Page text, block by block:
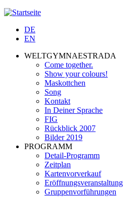
Jump to navigation
DE
EN
WELTGYMNAESTRADA
Come together.
Show your colours!
Maskottchen
Song
Kontakt
In Deiner Sprache
FIG
Rückblick 2007
Bilder 2019
PROGRAMM
Detail-Programm
Zeitplan
Kartenvorverkauf
Eröffnungsveranstaltung
Gruppenvorführungen